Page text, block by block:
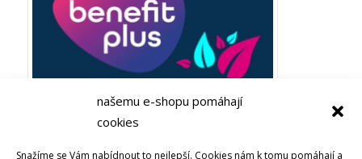
našemu e-shopu pomáhají
cookies
Snažíme se Vám nabídnout to nejlepší. Cookies nám k tomu pomáhají a